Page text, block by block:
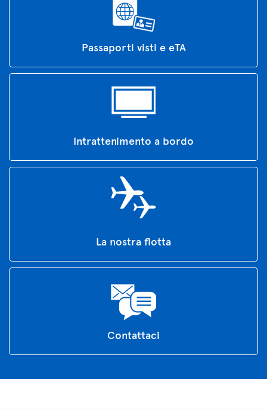
Passaporti visti e eTA
Intrattenimento a bordo
La nostra flotta
Contattaci